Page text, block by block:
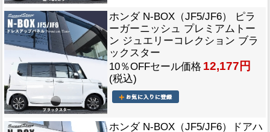
ホンダ N-BOX（JF5/JF6） ピラ
ーガーニッシュ プレミアムトー
ン ジュエリーコレクション ブラ
ックスター
10％OFFセール価格 12,177円
(税込)
ホンダ N-BOX（JF5/JF6）ドアハ